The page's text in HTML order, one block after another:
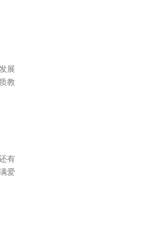
展
教
有
爱